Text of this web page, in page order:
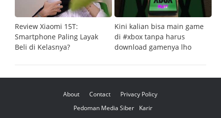
Review Xiaomi 15T:
Smartphone Paling Layak
Beli di Kelasnya?
Kini kalian bisa main game
di #xbox tanpa harus
download gamenya lho
About Contact
Privacy Policy
Pedoman Media Siber
Karir